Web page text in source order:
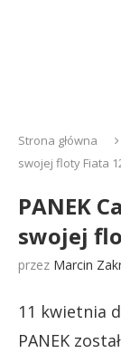
Strona główna
swojej floty Fiata
PANEK
swojej
przez Marcin
11 kwietnia
PANEK